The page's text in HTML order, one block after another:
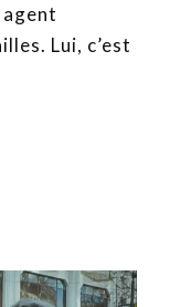
Lui, c’est